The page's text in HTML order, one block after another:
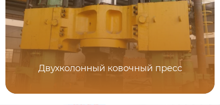
Двухколонный ковочный пресс